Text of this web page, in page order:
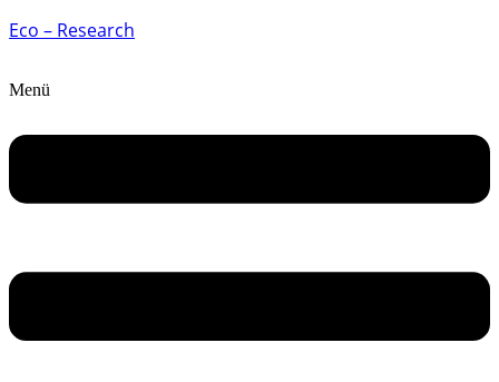
Eco – Research
Menü